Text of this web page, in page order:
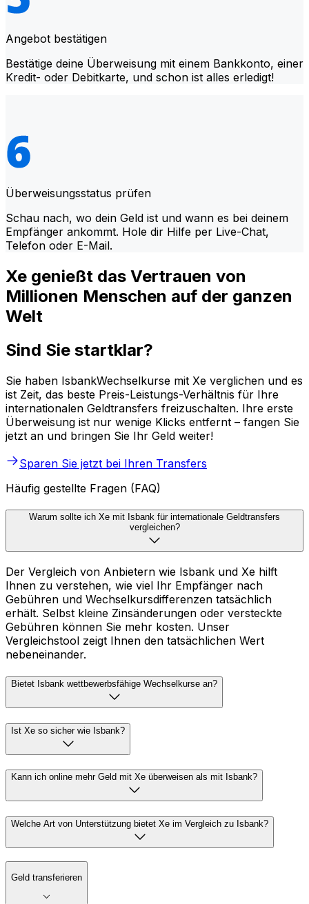
Angebot bestätigen
Bestätige deine Überweisung mit einem Bankkonto, einer
Kredit- oder Debitkarte, und schon ist alles erledigt!
Überweisungsstatus prüfen
Schau nach, wo dein Geld ist und wann es bei deinem
Empfänger ankommt. Hole dir Hilfe per Live-Chat,
Telefon oder E-Mail.
Xe genießt das Vertrauen von
Millionen Menschen auf der ganzen
Welt
Sind Sie startklar?
Sie haben IsbankWechselkurse mit Xe verglichen und es
ist Zeit, das beste Preis-Leistungs-Verhältnis für Ihre
internationalen Geldtransfers freizuschalten. Ihre erste
Überweisung ist nur wenige Klicks entfernt – fangen Sie
jetzt an und bringen Sie Ihr Geld weiter!
Sparen Sie jetzt bei Ihren Transfers
Häufig gestellte Fragen (FAQ)
Warum sollte ich Xe mit Isbank für internationale Geldtransfers
vergleichen?
Der Vergleich von Anbietern wie Isbank und Xe hilft
Ihnen zu verstehen, wie viel Ihr Empfänger nach
Gebühren und Wechselkursdifferenzen tatsächlich
erhält. Selbst kleine Zinsänderungen oder versteckte
Gebühren können Sie mehr kosten. Unser
Vergleichstool zeigt Ihnen den tatsächlichen Wert
nebeneinander.
Bietet Isbank wettbewerbsfähige Wechselkurse an?
Ist Xe so sicher wie Isbank?
Kann ich online mehr Geld mit Xe überweisen als mit Isbank?
Welche Art von Unterstützung bietet Xe im Vergleich zu Isbank?
Geld transferieren